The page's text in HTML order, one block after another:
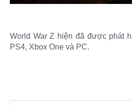
World War Z hiện đã được phát
PS4, Xbox One và PC.​